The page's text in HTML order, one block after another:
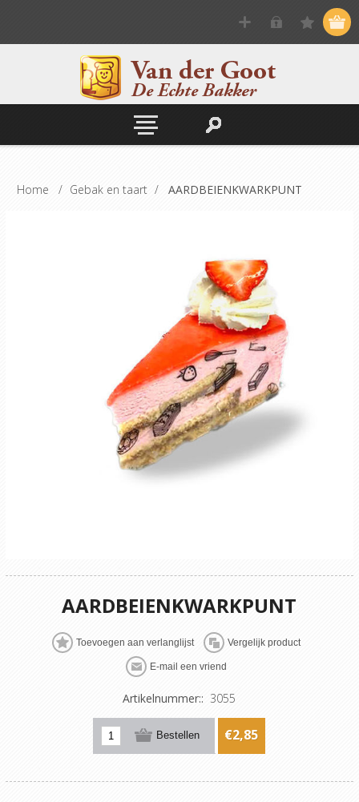
Home / Gebak en taart / AARDBEIENKWARKPUNT
AARDBEIENKWARKPUNT
Artikelnummer:: 3055
€2,85